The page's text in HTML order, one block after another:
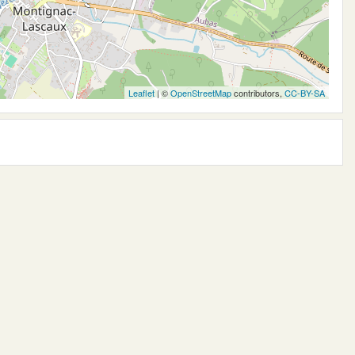
Leaflet| ©OpenStreetMapcontributors, CC-BY-SA